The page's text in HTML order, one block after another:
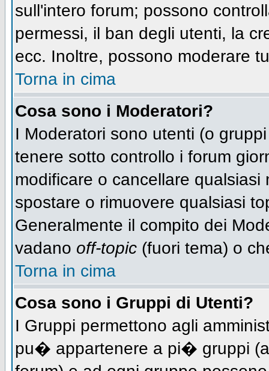
sull'intero forum; possono
permessi, il ban degli utenti, la
ecc. Inoltre, possono moderare
Torna in cima
Cosa sono i Moderatori?
I Moderatori sono utenti (o
tenere sotto controllo i forum
modificare o cancellare
spostare o rimuovere qualsiasi
Generalmente il compito dei
vadano off-topic (fuori tema) o
Torna in cima
Cosa sono i Gruppi di Utenti?
I Gruppi permettono agli
pu� appartenere a pi� gruppi